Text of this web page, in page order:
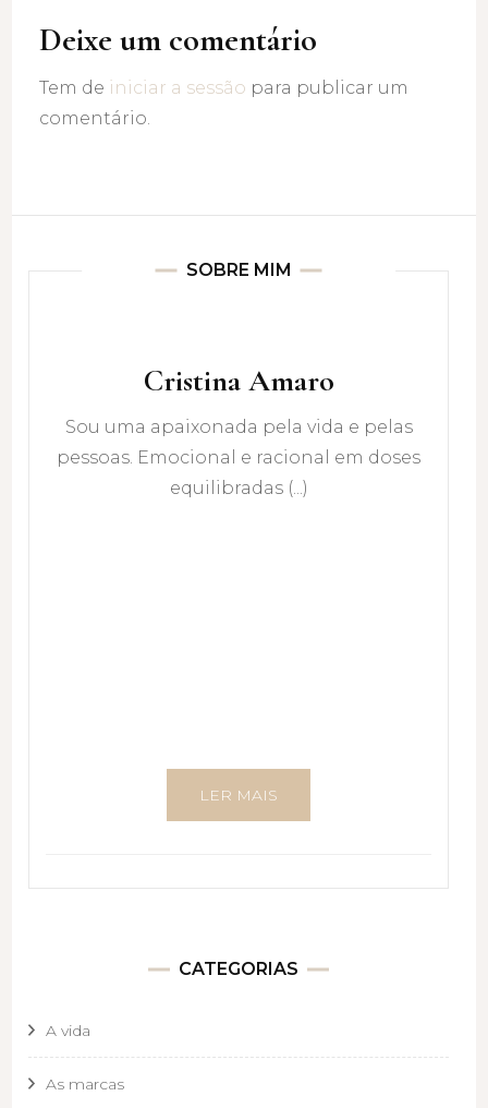
Deixe um comentário
Tem de iniciar a sessão para publicar um
comentário.
SOBRE MIM
Cristina Amaro
Sou uma apaixonada pela vida e pelas
pessoas. Emocional e racional em doses
equilibradas (...)
LER MAIS
CATEGORIAS
A vida
As marcas